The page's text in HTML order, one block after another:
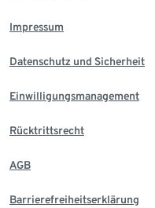
Impressum
Datenschutz und Sicherheit
Einwilligungsmanagement
Rücktrittsrecht
AGB
Barrierefreiheitserklärung